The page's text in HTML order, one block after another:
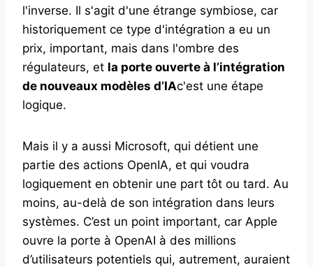
l'inverse. Il s'agit d'une étrange symbiose, car
historiquement ce type d'intégration a eu un
prix, important, mais dans l'ombre des
régulateurs, et la porte ouverte à l’intégration
de nouveaux modèles d’IAc'est une étape
logique.
Mais il y a aussi Microsoft, qui détient une
partie des actions OpenIA, et qui voudra
logiquement en obtenir une part tôt ou tard. Au
moins, au-delà de son intégration dans leurs
systèmes. C’est un point important, car Apple
ouvre la porte à OpenAI à des millions
d’utilisateurs potentiels qui, autrement, auraient